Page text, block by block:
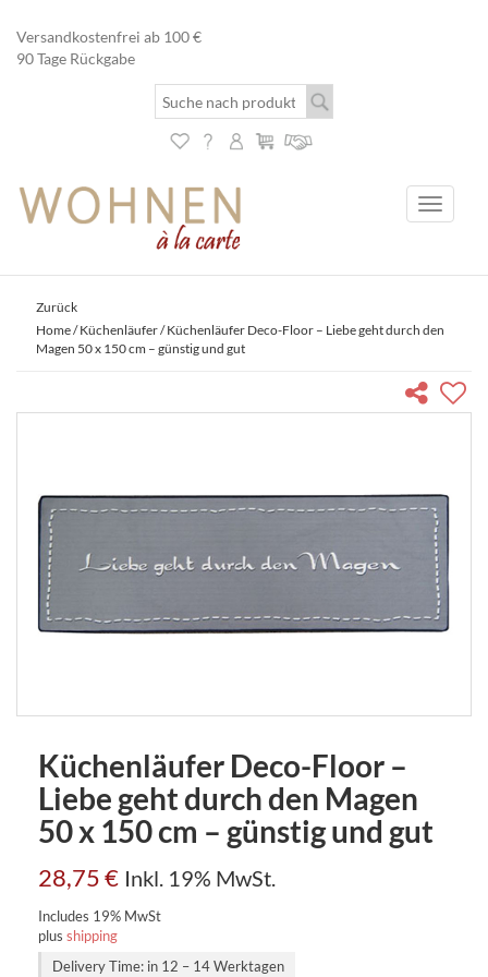
Versandkostenfrei ab 100 €
90 Tage Rückgabe
Toggle
Zurück
Home/Küchenläufer/ Küchenläufer Deco-Floor – Liebe geht durch den
Magen 50 x 150 cm – günstig und gut
Küchenläufer Deco-Floor –
Liebe geht durch den Magen
50 x 150 cm – günstig und gut
28,75€ Inkl. 19% MwSt.
Includes 19% MwSt
plus shipping
Delivery Time: in 12 – 14 Werktagen